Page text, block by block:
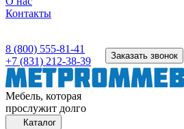
Контакты
8 (800) 555-81-41
+7 (831) 212-38-39
Заказать звонок
Мебель, которая
прослужит долго
Каталог